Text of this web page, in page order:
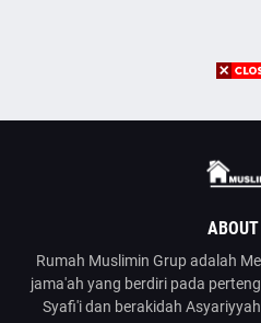
Rumah Muslimin Grup adalah
jama'ah yang berdiri pada
Syafi'i dan berakidah